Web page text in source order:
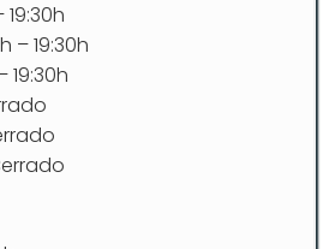
– 19:30h
19:30h